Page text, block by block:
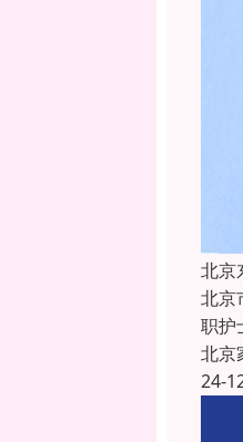
北京
北京
职护
北京
24-